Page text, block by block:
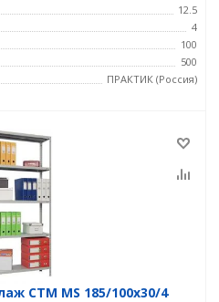
12.5
4
100
500
ПРАКТИК (Россия)
СТМ MS 185/100х30/4